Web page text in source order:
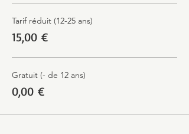
Tarif réduit (12-25 ans)
15,00 €
Gratuit (- de 12 ans)
0,00 €